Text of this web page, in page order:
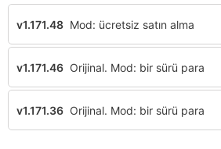
v1.171.48 Mod: ücretsiz satın alma
v1.171.46 Orijinal. Mod: bir sürü para
v1.171.36 Orijinal. Mod: bir sürü para